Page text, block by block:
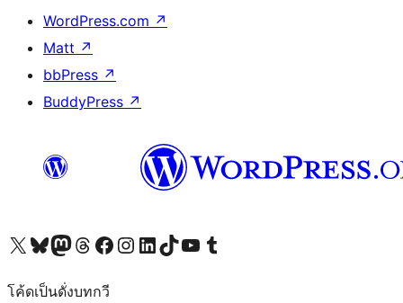
WordPress.com ↗
Matt ↗
bbPress ↗
BuddyPress ↗
Visit our X (formerly Twitter) account
Visit our Bluesky account
Visit our Mastodon account
Visit our Threads account
Visit our Facebook page
Visit our Instagram account
Visit our LinkedIn account
Visit our TikTok account
Visit our YouTube channel
Visit our Tumblr account
โค้ดเป็นดั่งบทกวี